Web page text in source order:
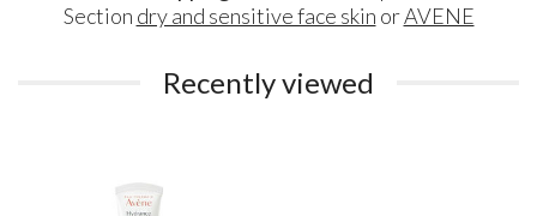
Section dry and sensitive face skin orAVENE
Recently viewed